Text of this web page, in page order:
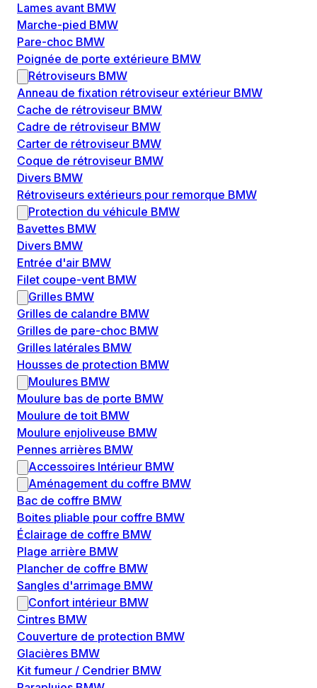
Lames avant BMW
Marche-pied BMW
Pare-choc BMW
Poignée de porte extérieure BMW
Rétroviseurs BMW
Anneau de fixation rétroviseur extérieur BMW
Cache de rétroviseur BMW
Cadre de rétroviseur BMW
Carter de rétroviseur BMW
Coque de rétroviseur BMW
Divers BMW
Rétroviseurs extérieurs pour remorque BMW
Protection du véhicule BMW
Bavettes BMW
Divers BMW
Entrée d'air BMW
Filet coupe-vent BMW
Grilles BMW
Grilles de calandre BMW
Grilles de pare-choc BMW
Grilles latérales BMW
Housses de protection BMW
Moulures BMW
Moulure bas de porte BMW
Moulure de toit BMW
Moulure enjoliveuse BMW
Pennes arrières BMW
Accessoires Intérieur BMW
Aménagement du coffre BMW
Bac de coffre BMW
Boites pliable pour coffre BMW
Éclairage de coffre BMW
Plage arrière BMW
Plancher de coffre BMW
Sangles d'arrimage BMW
Confort intérieur BMW
Cintres BMW
Couverture de protection BMW
Glacières BMW
Kit fumeur / Cendrier BMW